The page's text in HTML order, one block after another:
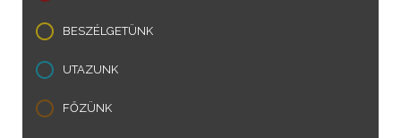
BESZÉLGETÜNK
UTAZUNK
FŐZÜNK